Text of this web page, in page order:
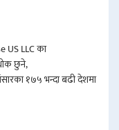
LLC का
छुने,
१७५ भन्दा बढी देशमा